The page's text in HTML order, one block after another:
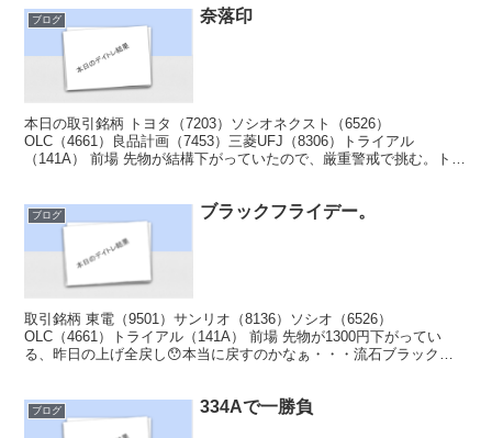
ブログ 奈落印
本日の取引銘柄 トヨタ（7203）ソシオネクスト（6526）
OLC（4661）良品計画（7453）三菱UFJ（8306）トライアル
（141A） 前場 先物が結構下がっていたので、厳重警戒で挑む。トヨ
ブログ ブラックフライデー。
取引銘柄 東電（9501）サンリオ（8136）ソシオ（6526）
OLC（4661）トライアル（141A） 前場 先物が1300円下がってい
る、昨日の上げ全戻し😯本当に戻すのかなぁ・・・流石ブラックフ
ブログ 334Aで一勝負